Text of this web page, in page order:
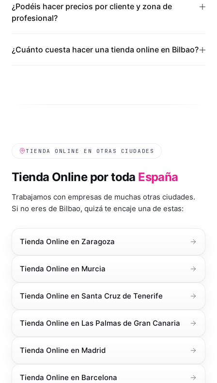
¿Podéis hacer precios por cliente y zona de
profesional?
¿Cuánto cuesta hacer una tienda online en Bilbao?
TIENDA ONLINE EN OTRAS CIUDADES
Tienda Onlinepor toda España
Trabajamos con empresas de muchas otras ciudades.
Si no eres de Bilbao, quizá te encaje una de estas:
Tienda Online en Zaragoza
Tienda Online en Murcia
Tienda Online en Santa Cruz de Tenerife
Tienda Online en Las Palmas de Gran Canaria
Tienda Online en Madrid
Tienda Online en Barcelona